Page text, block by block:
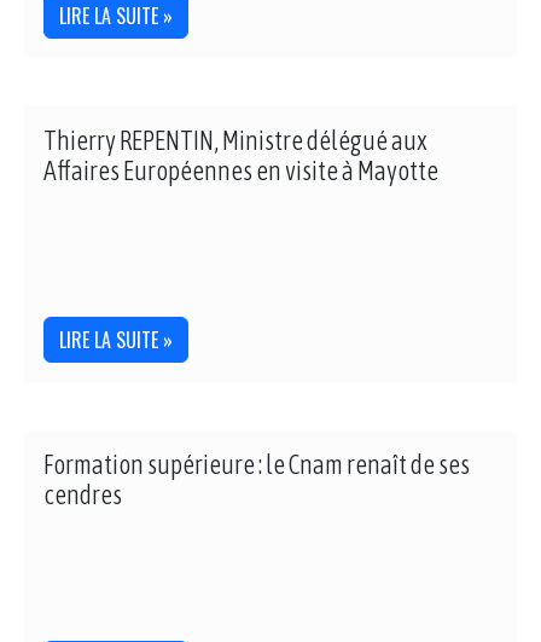
LIRE LA SUITE »
Thierry REPENTIN, Ministre délégué aux
Affaires Européennes en visite à Mayotte
LIRE LA SUITE »
Formation supérieure : le Cnam renaît de ses
cendres